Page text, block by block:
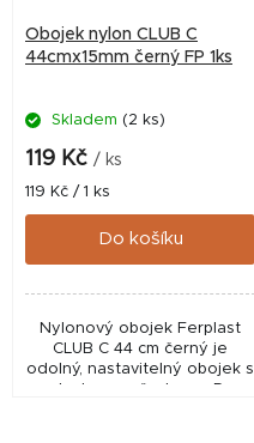
Obojek nylon CLUB C
44cmx15mm černý FP 1ks
Skladem (2 ks)
119 Kč / ks
Měrná
cena:
119 Kč / 1 ks
Do košíku
Nylonový obojek Ferplast
CLUB C 44 cm černý je
odolný, nastavitelný obojek s